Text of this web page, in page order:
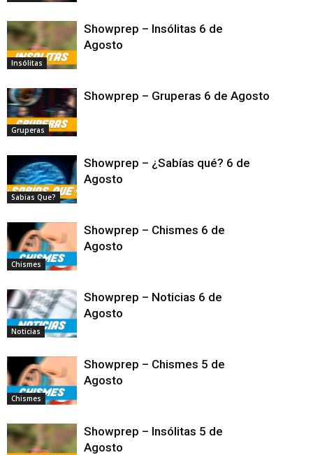
Insólitas
Showprep – Insólitas 6 de
Agosto
Gruperas
Showprep – Gruperas 6 de Agosto
Sabias Que?
Showprep – ¿Sabías qué? 6 de
Agosto
Chismes
Showprep – Chismes 6 de
Agosto
Noticias
Showprep – Noticias 6 de
Agosto
Chismes
Showprep – Chismes 5 de
Agosto
Showprep – Insólitas 5 de
Agosto